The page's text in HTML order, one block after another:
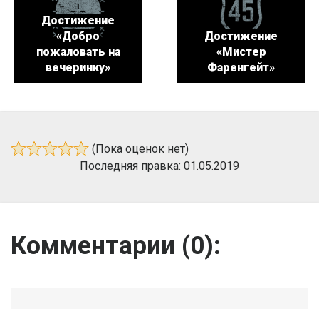
Достижение
«Добро
пожаловать на
вечеринку»
Достижение
«Мистер
Фаренгейт»
(Пока оценок нет)
Последняя правка: 01.05.2019
Комментарии (0):